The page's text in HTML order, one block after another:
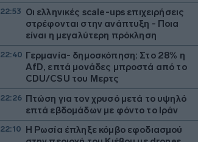
22:53 Οι ελληνικές scale-ups επιχειρήσεις
στρέφονται στην ανάπτυξη - Ποια
είναι η μεγαλύτερη πρόκληση
22:40 Γερμανία- δημοσκόπηση: Στο 28% η
AfD, επτά μονάδες μπροστά από το
CDU/CSU του Μερτς
22:26 Πτώση για τον χρυσό μετά το υψηλό
επτά εβδομάδων με φόντο το Ιράν
22:10
Η Ρωσία έπληξε κόμβο εφοδιασμού